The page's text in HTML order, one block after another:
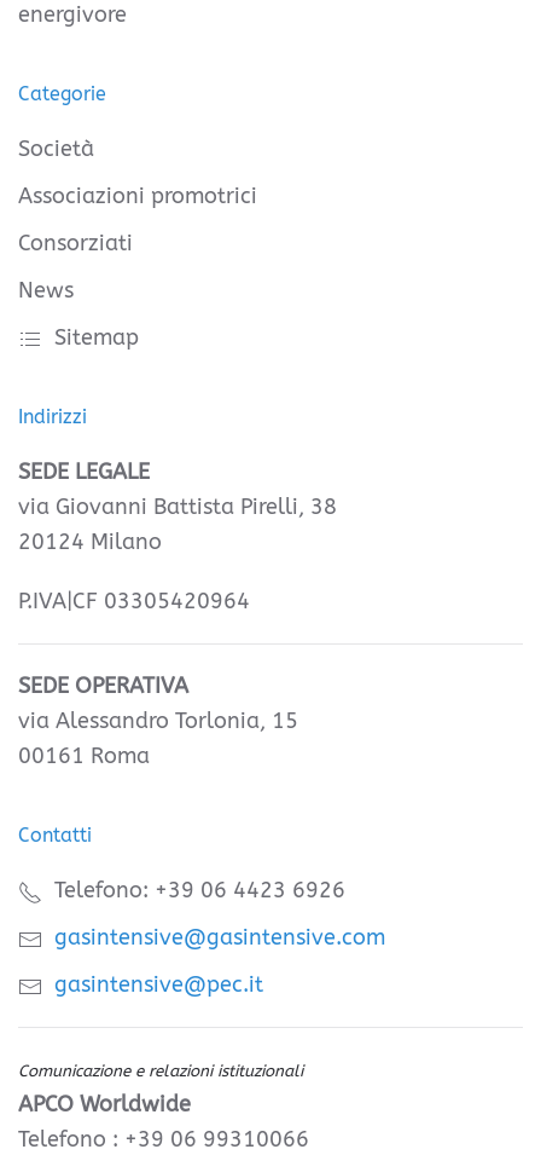
energivore
Categorie
Società
Associazioni promotrici
Consorziati
News
Sitemap
Indirizzi
SEDE LEGALE
via Giovanni Battista Pirelli, 38
20124 Milano
P.IVA|CF 03305420964
SEDE OPERATIVA
via Alessandro Torlonia, 15
00161 Roma
Contatti
Telefono: +39 06 4423 6926
gasintensive@gasintensive.com
gasintensive@pec.it
Comunicazione e relazioni istituzionali
APCO Worldwide
Telefono : +39 06 99310066